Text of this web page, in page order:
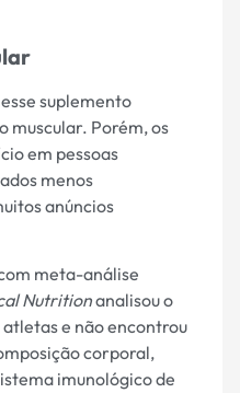
suplemento
muscular. Porém, os
em pessoas
menos
anúncios
meta-análise
Nutritionanalisou o
e não encontrou
corporal,
imunológico de